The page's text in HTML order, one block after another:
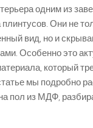
одним из
плинтусов. Они не
вид, но и
Особенно это
который
мы подробно
пол из МДФ,